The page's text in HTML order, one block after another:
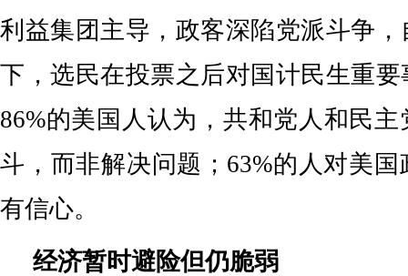
利益集团主导，政客深陷党派斗争
下，选民在投票之后对国计民生重
86%的美国人认为，共和党人和民
斗，而非解决问题；63%的人对美
有信心。
经济暂时避险但仍脆弱